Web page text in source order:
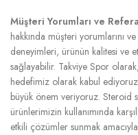
Müşteri Yorumları ve
hakkında müşteri yorumlarını
deneyimleri, ürünün kalitesi ve
sağlayabilir. Takviye Spor
hedefimiz olarak kabul
büyük önem veriyoruz. Steroid
ürünlerimizin kullanımında
etkili çözümler sunmak amacıyla